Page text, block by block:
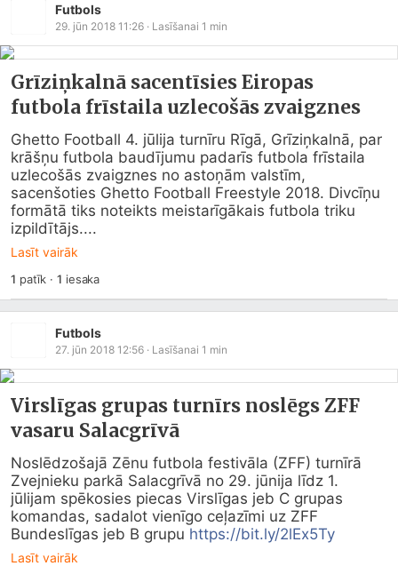
Futbols
29. jūn 2018 11:26 · Lasīšanai 1 min
Grīziņkalnā sacentīsies Eiropas
futbola frīstaila uzlecošās zvaigznes
Ghetto Football 4. jūlija turnīru Rīgā, Grīziņkalnā, par
krāšņu futbola baudījumu padarīs futbola frīstaila
uzlecošās zvaigznes no astoņām valstīm,
sacenšoties Ghetto Football Freestyle 2018. Divcīņu
formātā tiks noteikts meistarīgākais futbola triku
izpildītājs....
Lasīt vairāk
1 patīk ·1 iesaka
Futbols
27. jūn 2018 12:56 · Lasīšanai 1 min
Virslīgas grupas turnīrs noslēgs ZFF
vasaru Salacgrīvā
Noslēdzošajā Zēnu futbola festivāla (ZFF) turnīrā
Zvejnieku parkā Salacgrīvā no 29. jūnija līdz 1.
jūlijam spēkosies piecas Virslīgas jeb C grupas
komandas, sadalot vienīgo ceļazīmi uz ZFF
Bundeslīgas jeb B grupu https://bit.ly/2lEx5Ty
Lasīt vairāk